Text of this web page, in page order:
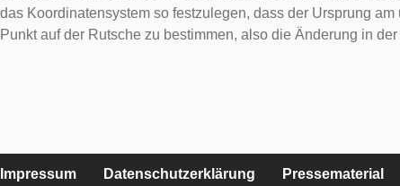
das Koordinatensystem so festzulegen, dass der Ursprung
Punkt auf der Rutsche zu bestimmen, also die Änderung in
Impressum Datenschutzerklärung Pressematerial